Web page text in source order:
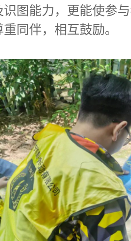
识图能力，更能使参
同伴，相互鼓励。